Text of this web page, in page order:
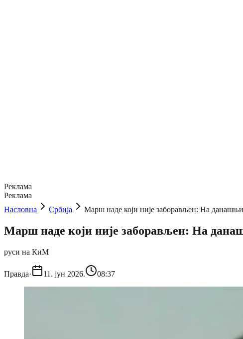
Реклама
Реклама
Насловна
Србија Марш наде који није заборављен: На
Марш наде који није заборављен: На
руси на КиМ
Правда· 11. јун 2026. 08:37